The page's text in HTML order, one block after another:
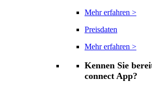
Mehr erfahren >
Preisdaten
Mehr erfahren >
Kennen Sie
connect App?